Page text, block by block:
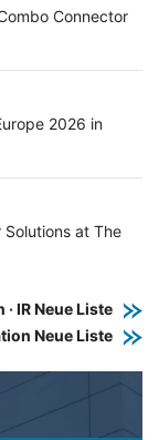
Connector
2026 in
at The
IR Neue Liste
Neue Liste